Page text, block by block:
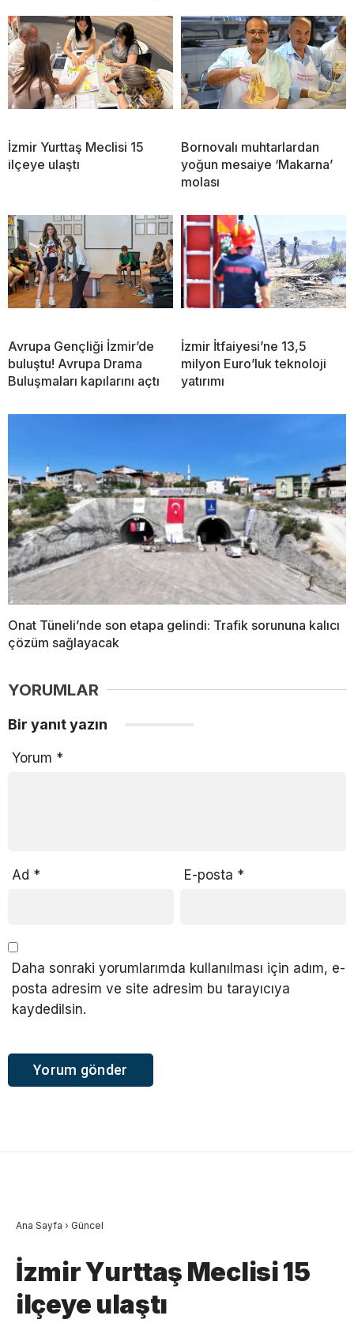
İzmir Yurttaş Meclisi 15
ilçeye ulaştı
Bornovalı muhtarlardan
yoğun mesaiye ‘Makarna’
molası
Avrupa Gençliği İzmir’de
buluştu! Avrupa Drama
Buluşmaları kapılarını açtı
İzmir İtfaiyesi’ne 13,5
milyon Euro’luk teknoloji
yatırımı
Onat Tüneli’nde son etapa gelindi: Trafik sorununa kalıcı
çözüm sağlayacak
YORUMLAR
Bir yanıt yazın
Yorum *
Ad * E-posta *
Daha sonraki yorumlarımda kullanılması için adım, e-
posta adresim ve site adresim bu tarayıcıya
kaydedilsin.
Ana Sayfa › Güncel
İzmir Yurttaş Meclisi 15
ilçeye ulaştı